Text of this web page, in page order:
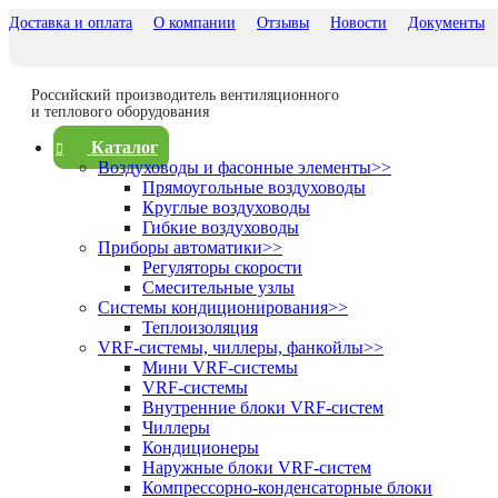
Доставка и оплата О компании Отзывы Новости Документы
Российский производитель вентиляционного
и теплового оборудования
Каталог
Воздуховоды и фасонные элементы>>
Прямоугольные воздуховоды
Круглые воздуховоды
Гибкие воздуховоды
Приборы автоматики>>
Регуляторы скорости
Смесительные узлы
Системы кондиционирования>>
Теплоизоляция
VRF-системы, чиллеры, фанкойлы>>
Мини VRF-системы
VRF-системы
Внутренние блоки VRF-систем
Чиллеры
Кондиционеры
Наружные блоки VRF-систем
Компрессорно-конденсаторные блоки